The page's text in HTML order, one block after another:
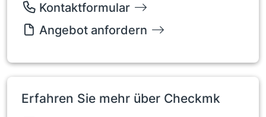
Kontaktformular
Angebot anfordern
Erfahren Sie mehr über Checkmk